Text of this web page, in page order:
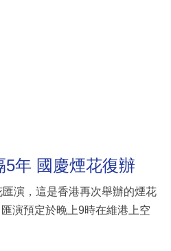
年 國慶煙花復辦
演，這是香港再次舉辦的煙花
演預定於晚上9時在維港上空